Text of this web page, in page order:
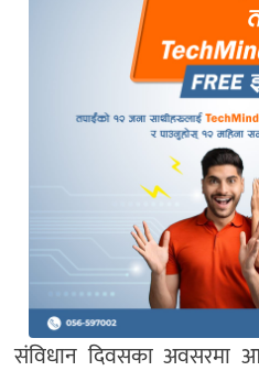
संविधान दिवसका अवसरमा